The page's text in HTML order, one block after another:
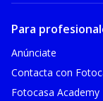
Para
Anúnciate
Contacta con
Fotocasa Academy